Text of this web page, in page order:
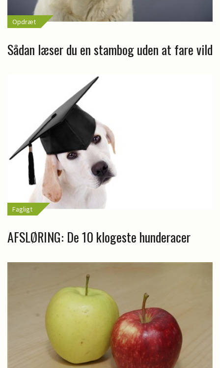
Opdræt
Sådan læser du en stambog uden at fare vild
Fagligt
AFSLØRING: De 10 klogeste hunderacer